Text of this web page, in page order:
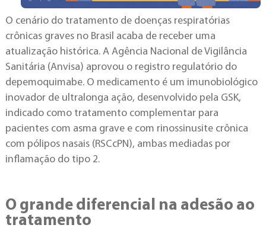
O cenário do tratamento de doenças respiratórias
crônicas graves no Brasil acaba de receber uma
atualização histórica. A Agência Nacional de Vigilância
Sanitária (Anvisa) aprovou o registro regulatório do
depemoquimabe. O medicamento é um imunobiológico
inovador de ultralonga ação, desenvolvido pela GSK,
indicado como tratamento complementar para
pacientes com asma grave e com rinossinusite crônica
com pólipos nasais (RSCcPN), ambas mediadas por
inflamação do tipo 2.
O grande diferencial na adesão ao
tratamento